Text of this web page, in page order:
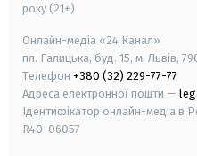
року (21+)
Онлайн-медіа «24 Канал»
пл. Галицька, буд. 15, м. Львів,
Телефон +380 (32) 229-77-77
Адреса електронної пошти —
Ідентифікатор онлайн-медіа в
R40-06057